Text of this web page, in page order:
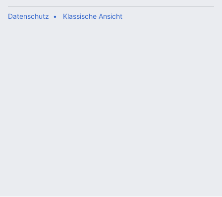
Datenschutz Klassische Ansicht